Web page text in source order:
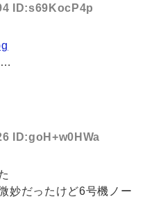
ID:s69KocP4p
…
ID:goH+w0HWa
妙だったけど6号機ノー